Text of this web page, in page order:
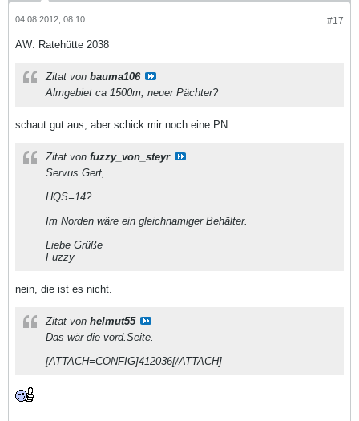
#17
04.08.2012, 08:10
AW: Ratehütte 2038
Zitat von bauma106
Almgebiet ca 1500m, neuer Pächter?
schaut gut aus, aber schick mir noch eine PN.
Zitat von fuzzy_von_steyr
Servus Gert,
HQS=14?
Im Norden wäre ein gleichnamiger Behälter.
Liebe Grüße
Fuzzy
nein, die ist es nicht.
Zitat von helmut55
Das wär die vord.Seite.
[ATTACH=CONFIG]412036[/ATTACH]